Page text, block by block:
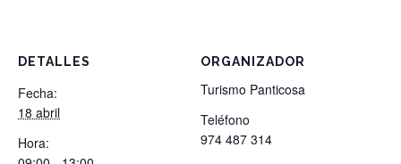
DETALLES
Fecha:
18 abril
Hora:
ORGANIZADOR
Turismo Panticosa
Teléfono
974 487 314